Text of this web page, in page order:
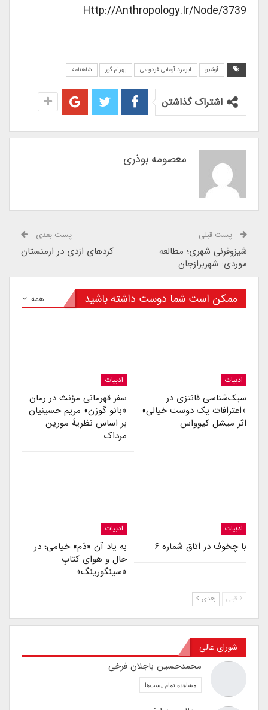
Http://anthropology.ir/node/3739
آرشیو ابرمرد آرمانی فردوسی بهرام گور شاهنامه
اشتراک گذاشتن
معصومه بوذری
پست قبلی
شیزوفرنی شهری؛ مطالعه
موردی: شهربرازجان
پست بعدی
کردهای ازدی در ارمنستان
همه ممکن است شما دوست داشته باشید
ادبیات
سبک‌شناسی فانتزی در
«اعترافات یک دوست خیالی»
اثر میشل کیوواس
ادبیات
سفر قهرمانی مؤنث در رمان
«بانو گوزن» مریم حسینیان
بر اساس نظریۀ مورین
مرداک
ادبیات
با چخوف در اتاق شماره ۶
ادبیات
به یاد آن «دَم» خیامی؛ در
حال و هوای کتابِ
«سینگورینگ»
قبلی بعدی
شورای عالی
محمدحسین باجلان فرخی
مشاهده تمام پست‌ها